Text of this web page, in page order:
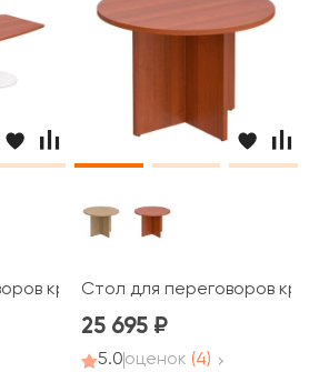
круглый на опорах колоннах
Стол для переговоров
25 695
5.0оценок (4)